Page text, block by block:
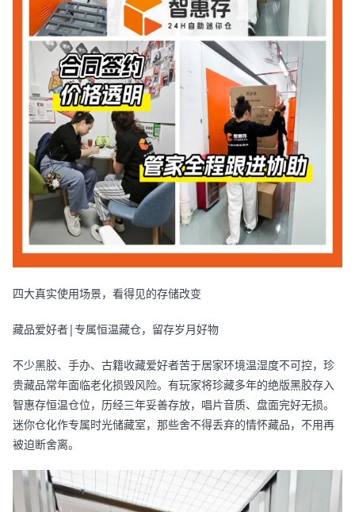
四大真实使用场景，看得见的存储改变
藏品爱好者|专属恒温藏仓，留存岁月好物
不少黑胶、手办、古籍收藏爱好者苦于居家环境温湿度不可控，珍
贵藏品常年面临老化损毁风险。有玩家将珍藏多年的绝版黑胶存入
智惠存恒温仓位，历经三年妥善存放，唱片音质、盘面完好无损。
迷你仓化作专属时光储藏室，那些舍不得丢弃的情怀藏品，不用再
被迫断舍离。